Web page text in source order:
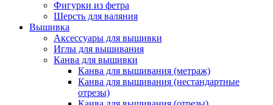
Фигурки из фетра
Шерсть для валяния
Вышивка
Аксессуары для вышивки
Иглы для вышивания
Канва для вышивки
Канва для вышивания (метраж)
Канва для вышивания (нестандартные
отрезы)